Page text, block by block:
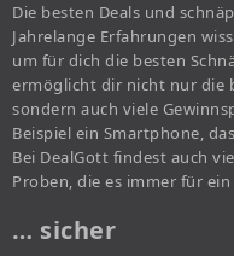
Die besten Deals und
Jahrelange Erfahrungen
um für dich die besten
ermöglicht dir nicht nur die
sondern auch viele
Beispiel ein Smartphone,
Bei DealGott findest auch
Proben, die es immer für
… sicher